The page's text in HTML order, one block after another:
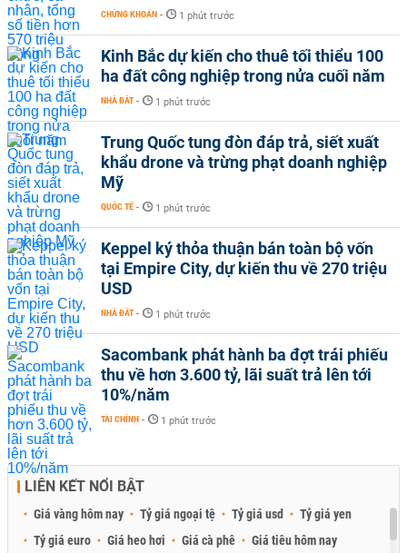
CHỨNG KHOÁN - 1 phút trước
Kinh Bắc dự kiến cho thuê tối thiểu 100
ha đất công nghiệp trong nửa cuối năm
NHÀ ĐẤT - 1 phút trước
Trung Quốc tung đòn đáp trả, siết xuất
khẩu drone và trừng phạt doanh nghiệp
Mỹ
QUỐC TẾ - 1 phút trước
Keppel ký thỏa thuận bán toàn bộ vốn
tại Empire City, dự kiến thu về 270 triệu
USD
NHÀ ĐẤT - 1 phút trước
Sacombank phát hành ba đợt trái phiếu
thu về hơn 3.600 tỷ, lãi suất trả lên tới
10%/năm
TÀI CHÍNH - 1 phút trước
LIÊN KẾT NỔI BẬT
Giá vàng hôm nay Tỷ giá ngoại tệ Tỷ giá usd
Tỷ giá yen
Tỷ giá euro
Giá heo hơi Giá cà phê Giá tiêu hôm nay